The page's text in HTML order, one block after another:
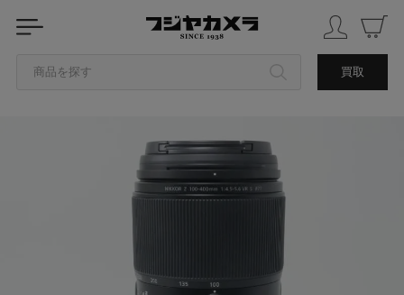
商品を探す 買取